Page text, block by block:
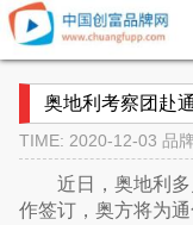
奥地利考察团赴
TIME: 2020-12-03 品
近日，奥地利
作签订，奥方将为